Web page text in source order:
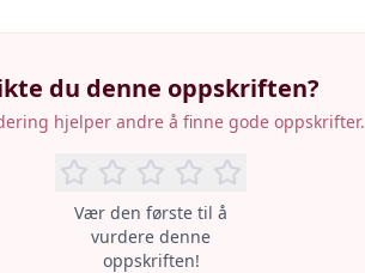
du denne oppskriften?
hjelper andre å finne gode oppskrifter.
Vær den første til å
vurdere denne
oppskriften!